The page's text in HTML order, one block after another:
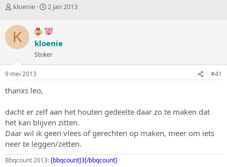
O
d
e
r
w
e
p
s
r
t
e
r
kloenie
S
r
t
d
u
2 jan 2013
K kloenie
Stoker
9 mei 2013 #41
thanxs leo,
dacht er zelf aan het houten gedeelte daar zo te maken dat
het kan blijven zitten.
Daar wil ik geen vlees of gerechten op maken, meer om iets
neer te leggen/zetten.
Bbqcount 2013: [bbqcount]3[/bbqcount]